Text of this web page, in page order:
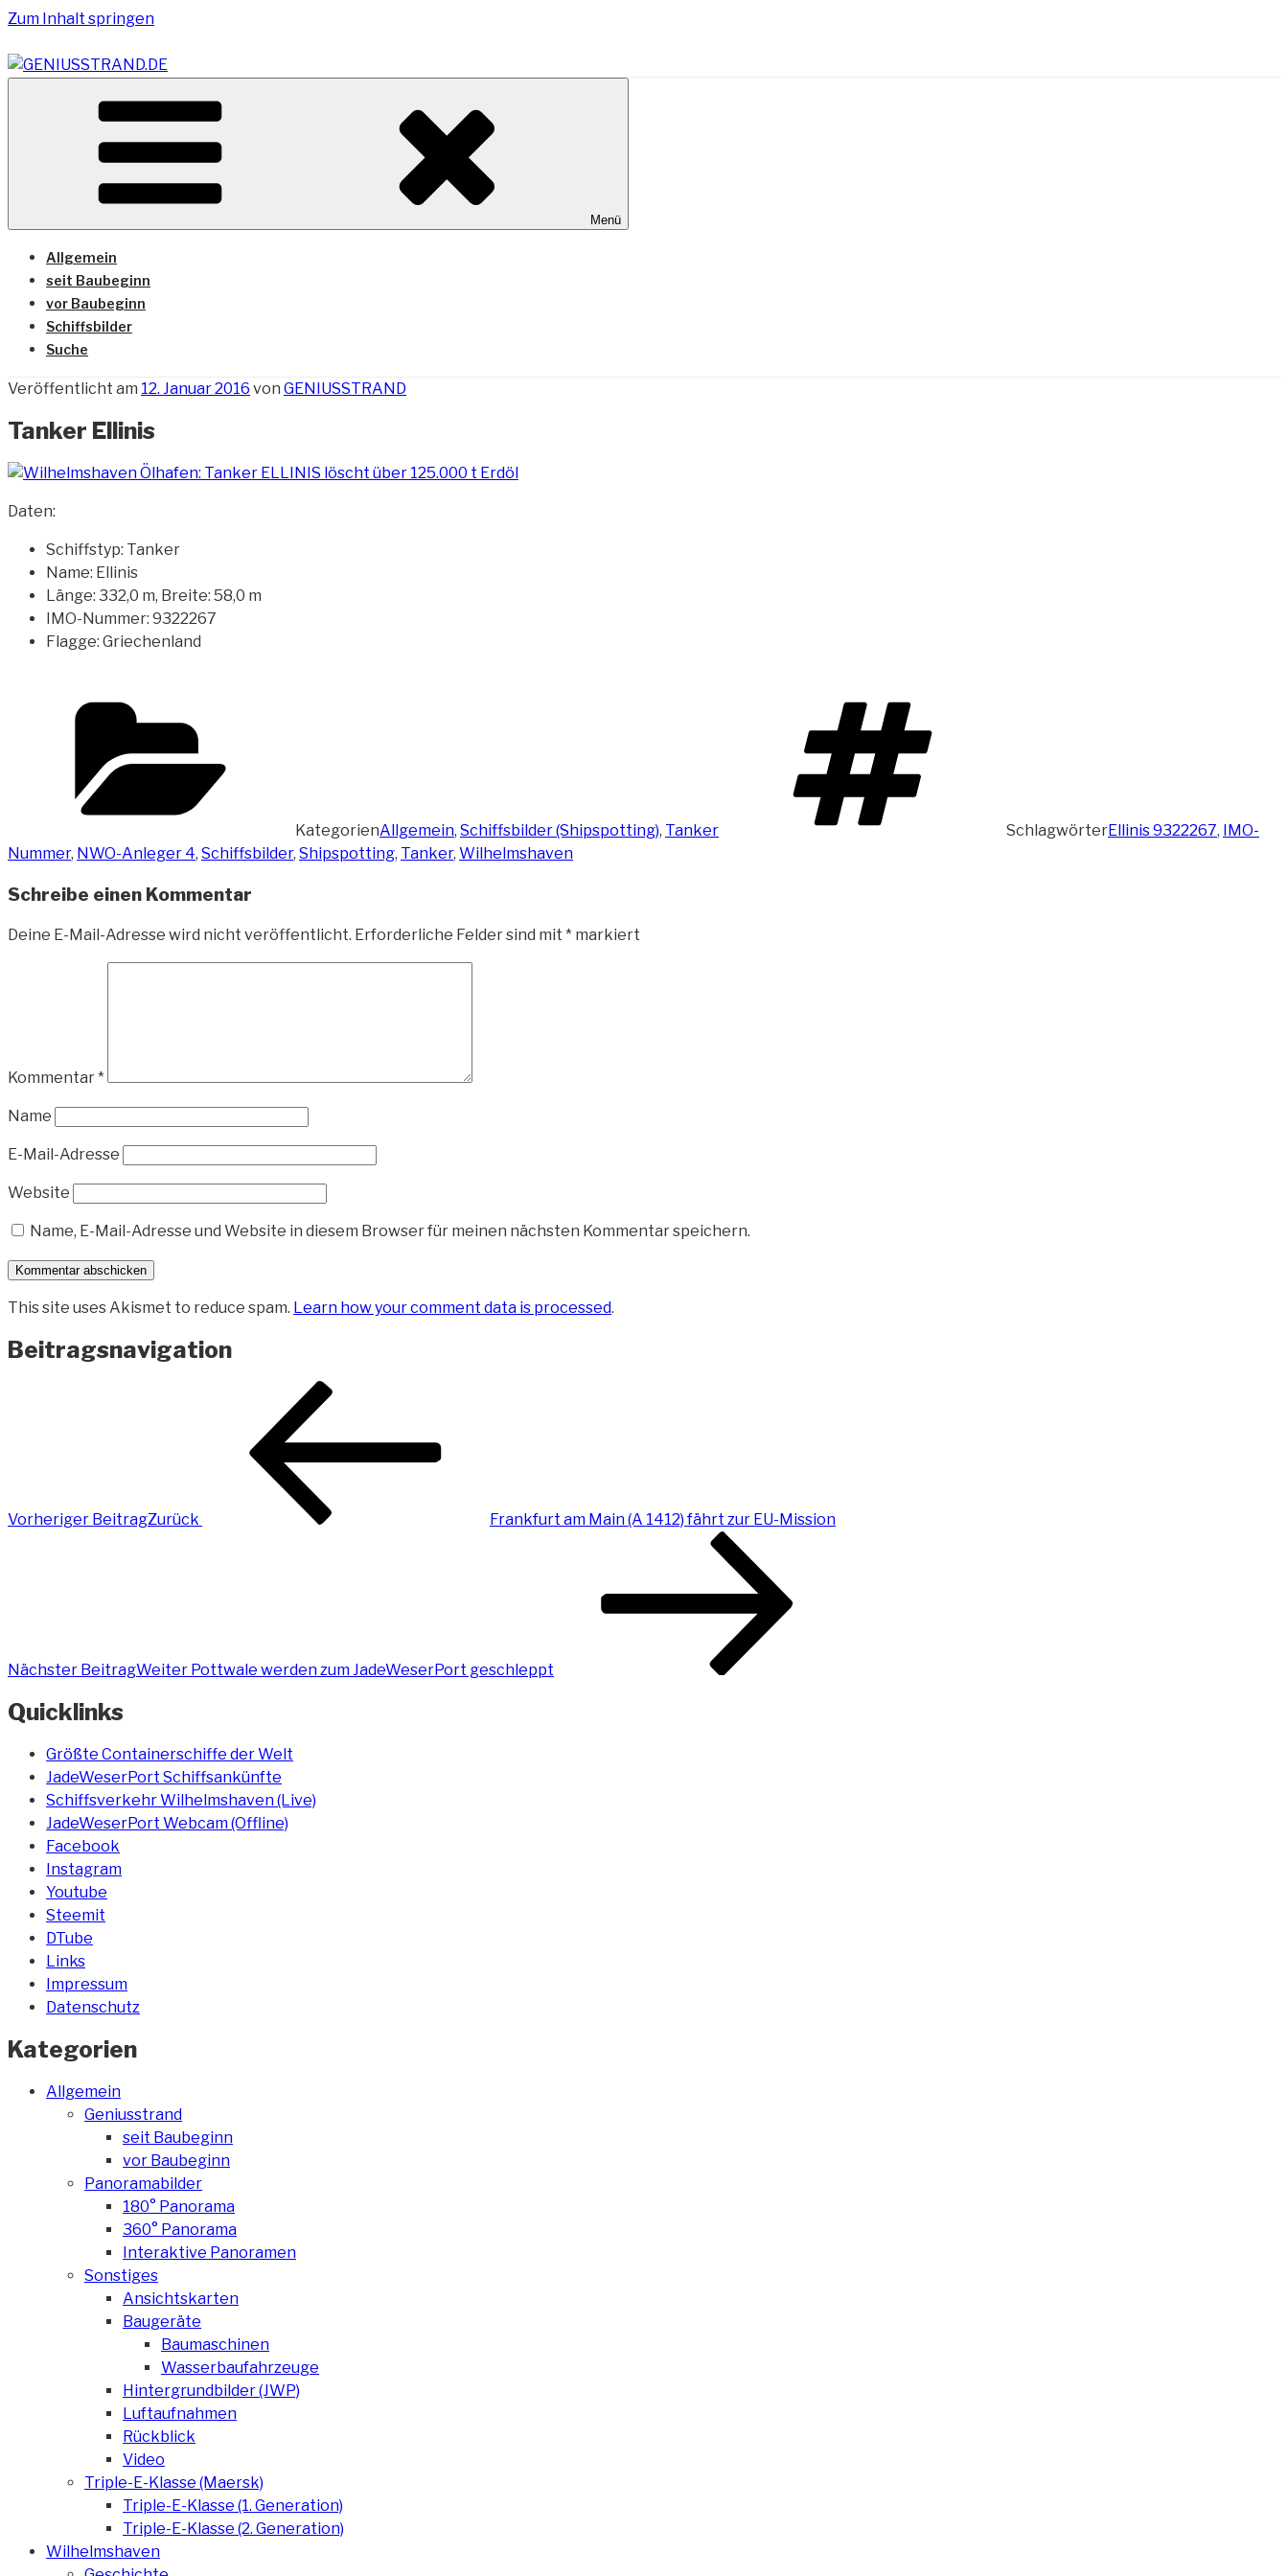
Zum Inhalt springen
GENIUSSTRAND.DE
Vom Geniusstrand zum JadeWeserPort/Container Terminal Wilhelmshaven
Menü
Allgemein
seit Baubeginn
vor Baubeginn
Schiffsbilder
Suche
Veröffentlicht am 12. Januar 2016 von GENIUSSTRAND
Tanker Ellinis
Daten:
Schiffstyp: Tanker
Name: Ellinis
Länge: 332,0 m, Breite: 58,0 m
IMO-Nummer: 9322267
Flagge: Griechenland
KategorienAllgemein, Schiffsbilder (Shipspotting), Tanker SchlagwörterEllinis 9322267, IMO-
Nummer, NWO-Anleger 4, Schiffsbilder, Shipspotting, Tanker, Wilhelmshaven
Schreibe einen Kommentar
Deine E-Mail-Adresse wird nicht veröffentlicht. Erforderliche Felder sind mit * markiert
Kommentar*
Name
E-Mail-Adresse
Website
Name, E-Mail-Adresse und Website in diesem Browser für meinen nächsten Kommentar speichern.
This site uses Akismet to reduce spam. Learn how your comment data is processed.
Beitragsnavigation
Vorheriger BeitragZurück Frankfurt am Main (A 1412) fährt zur EU-Mission
Nächster BeitragWeiter Pottwale werden zum JadeWeserPort geschleppt
Quicklinks
Größte Containerschiffe der Welt
JadeWeserPort Schiffsankünfte
Schiffsverkehr Wilhelmshaven (Live)
JadeWeserPort Webcam (Offline)
Facebook
Instagram
Youtube
Steemit
DTube
Links
Impressum
Datenschutz
Kategorien
Allgemein
Geniusstrand
seit Baubeginn
vor Baubeginn
Panoramabilder
180° Panorama
360° Panorama
Interaktive Panoramen
Sonstiges
Ansichtskarten
Baugeräte
Baumaschinen
Wasserbaufahrzeuge
Hintergrundbilder (JWP)
Luftaufnahmen
Rückblick
Video
Triple-E-Klasse (Maersk)
Triple-E-Klasse (1. Generation)
Triple-E-Klasse (2. Generation)
Wilhelmshaven